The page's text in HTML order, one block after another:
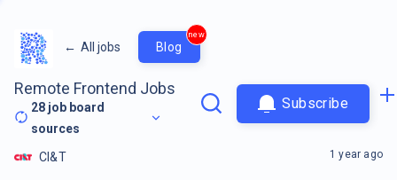
← All jobs Blog
new
Remote Frontend Jobs
28 job board
sources
Subscribe
CI&T 1 year ago